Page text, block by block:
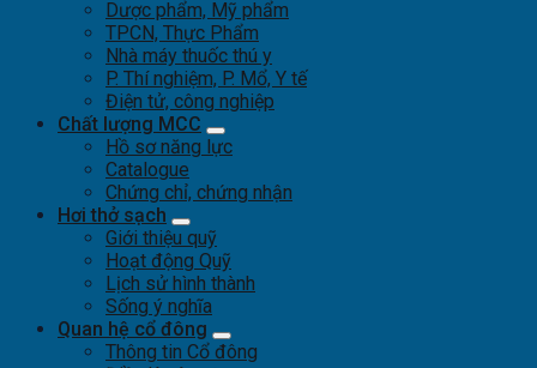
Dược phẩm, Mỹ phẩm
TPCN, Thực Phẩm
Nhà máy thuốc thú y
P. Thí nghiệm, P. Mổ, Y tế
Điện tử, công nghiệp
Chất lượng MCC
Hồ sơ năng lực
Catalogue
Chứng chỉ, chứng nhận
Hơi thở sạch
Giới thiệu quỹ
Hoạt động Quỹ
Lịch sử hình thành
Sống ý nghĩa
Quan hệ cổ đông
Thông tin Cổ đông